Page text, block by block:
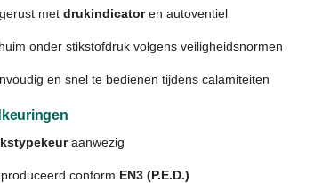
metdrukindicatoren autoventiel
onder stikstofdruk volgens veiligheidsnormen
en snel te bedienen tijdens calamiteiten
aanwezig
conform EN3 (P.E.D.)